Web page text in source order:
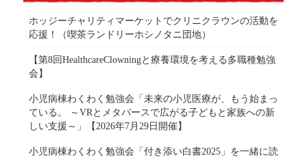
ホッジーチャリティマーケットでクリニクラウンの活動を
応援！（喫茶ランドリーホシノタニ団地）
【第8回HealthcareClowningと療養環境を考える多職種勉強
会】
小児病棟わくわく勉強会「未来の小児医療が、もう始まっ
ている。 ～VRとメタバースで広がる子どもと家族への新
しい支援～」【2026年7月29日開催】
小児病棟わくわく勉強会「付き添い白書2025」を一緒に読